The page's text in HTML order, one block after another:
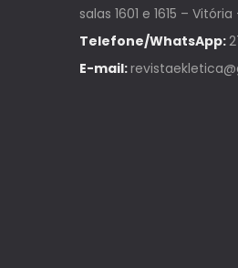
salas 1601 e 1615 –
Telefone/WhatsApp:
E-mail: